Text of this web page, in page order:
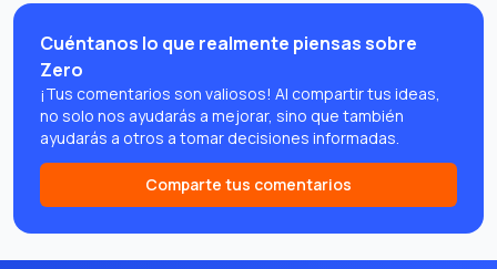
Cuéntanos lo que realmente piensas sobre
Zero
¡Tus comentarios son valiosos! Al compartir tus ideas,
no solo nos ayudarás a mejorar, sino que también
ayudarás a otros a tomar decisiones informadas.
Comparte tus comentarios